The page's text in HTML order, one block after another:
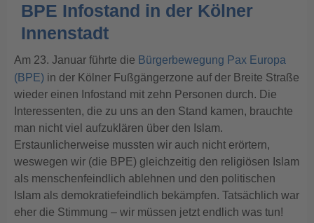
BPE Infostand in der Kölner
Innenstadt
Am 23. Januar führte die Bürgerbewegung Pax Europa
(BPE) in der Kölner Fußgängerzone auf der Breite Straße
wieder einen Infostand mit zehn Personen durch. Die
Interessenten, die zu uns an den Stand kamen, brauchte
man nicht viel aufzuklären über den Islam.
Erstaunlicherweise mussten wir auch nicht erörtern,
weswegen wir (die BPE) gleichzeitig den religiösen Islam
als menschenfeindlich ablehnen und den politischen
Islam als demokratiefeindlich bekämpfen. Tatsächlich war
eher die Stimmung – wir müssen jetzt endlich was tun!